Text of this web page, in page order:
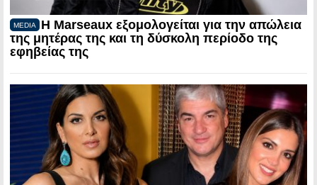
MEDIA
Η Marseaux εξομολογείται για την απώλεια
της μητέρας της και τη δύσκολη περίοδο της
εφηβείας της